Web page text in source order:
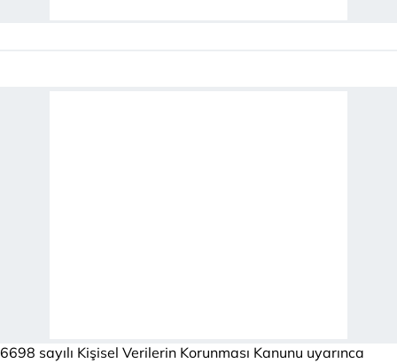
6698 sayılı Kişisel Verilerin Korunması Kanunu uyarınca